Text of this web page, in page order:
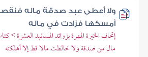
ولا أعطى عبد صدقة ماله
أمسكها فزادت في ماله
إتحاف الخيرة المهرة بزوائد المسانيد العشرة
مال من صدقة ولا خالطت مالا قط إلا أهلكته